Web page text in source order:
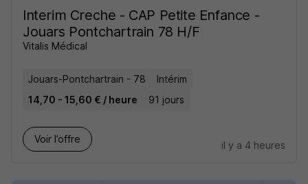
Interim Creche - CAP Petite Enfance -
Jouars Pontchartrain 78 H/F
Vitalis Médical
Jouars-Pontchartrain - 78
Intérim
14,70 - 15,60 € / heure
91 jours
Voir l’offre
il y a 4 heures